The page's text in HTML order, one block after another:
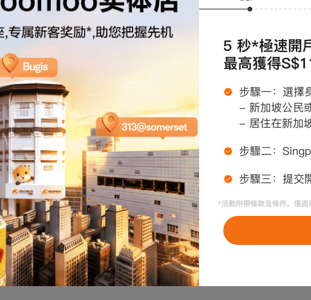
2. 如有任何爭議，主辦方moomoo保留最終決定權。
3. 本次活動不構成任何投資建議、廣告或分銷、銷售要約，或招
基金或其他投資。
是否有幫助？
是 否